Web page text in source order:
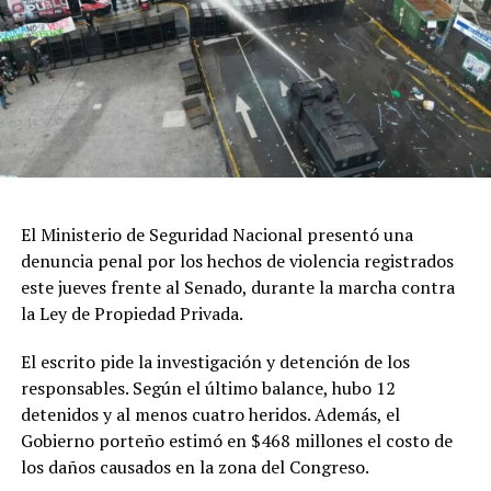
Patrimonio Mundial de la Humanidad que posee
Península Valdés.
Di Giacomo señaló que la UNESCO incorporó estos
planteos en un documento que actualmente analiza el
Comité de Patrimonio Mundial, donde además se solicita
al Estado argentino suspender las obras hasta que
ciudadana utilizados durante el proceso.
El referente socioambiental también cuestionó el
desarrollo de las audiencias públicas realizadas en el
consideran que esas instancias no garantizaron una
participación efectiva de la ciudadanía.
En cuanto a los plazos, explicó que el organismo
internacional prevé solicitar información al Estado
El Ministerio de Seguridad Nacional presentó una
denuncia penal por los hechos de violencia registrados
este jueves frente al Senado, durante la marcha contra
la Ley de Propiedad Privada.
El escrito pide la investigación y detención de los
responsables. Según el último balance, hubo 12
detenidos y al menos cuatro heridos. Además, el
Gobierno porteño estimó en $468 millones el costo de
los daños causados en la zona del Congreso.